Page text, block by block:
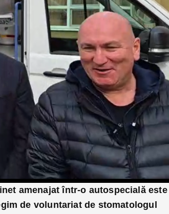
amenajat într-o autospecială este
de voluntariat de stomatologul